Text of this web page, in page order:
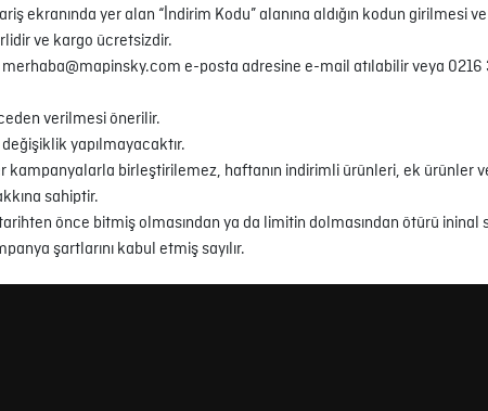
ekranında yer alan “İndirim Kodu” alanına aldığın kodun girilmesi
ve kargo ücretsizdir.
e-posta adresine e-mail atılabilir veya
verilmesi önerilir.
yapılmayacaktır.
kampanyalarla birleştirilemez, haftanın indirimli ürünleri, ek ürünler
sahiptir.
önce bitmiş olmasından ya da limitin dolmasından ötürü
şartlarını kabul etmiş sayılır.